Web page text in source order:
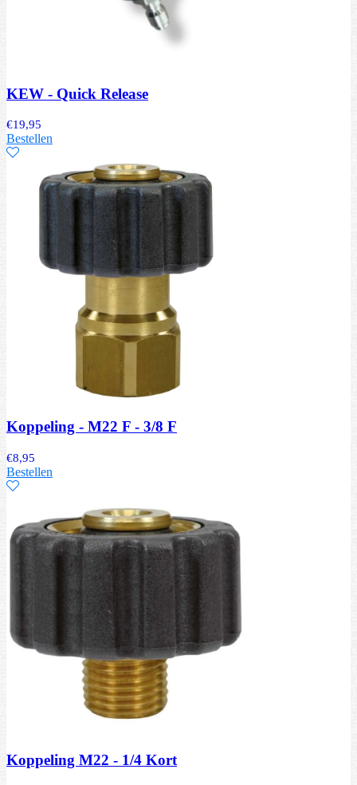
KEW - Quick Release
€19,95
Bestellen
Koppeling - M22 F - 3/8 F
€8,95
Bestellen
Koppeling M22 - 1/4 Kort